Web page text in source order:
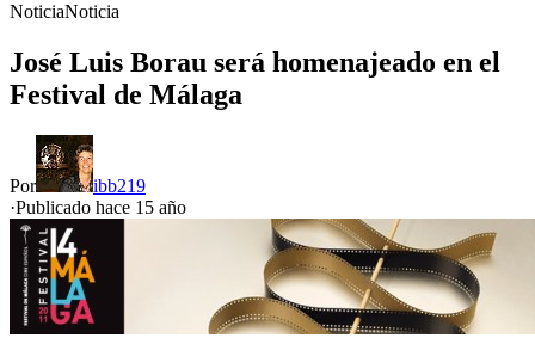
NoticiaNoticia
José Luis Borau será homenajeado en el
Festival de Málaga
Por
ibb219
·Publicado hace 15 año